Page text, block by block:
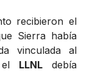
recibieron el
Sierra había
vinculada al
el LLNL debía